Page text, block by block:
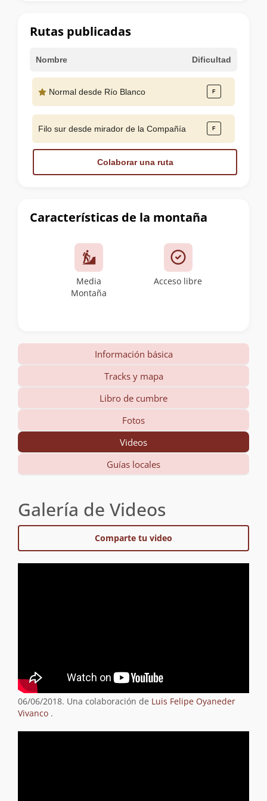
cumbre
Características de la montaña
Media
Montaña
Acceso libre
Rutas publicadas
Nombre Dificultad
Normal desde Río Blanco
Filo sur desde mirador de la Compañía
Colaborar una ruta
Información básica
Tracks y mapa
Libro de cumbre
Fotos
Videos
Guías locales
Galería de Videos
Comparte tu video
06/06/2018. Una colaboración de Luis Felipe Oyaneder
Vivanco .